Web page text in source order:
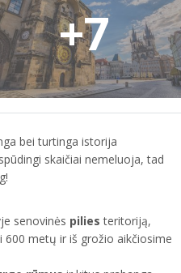
+7
bei turtinga istorija
skaičiai nemeluoja, tad
senovinės pilies teritoriją,
600 metų ir iš grožio aikčiosime